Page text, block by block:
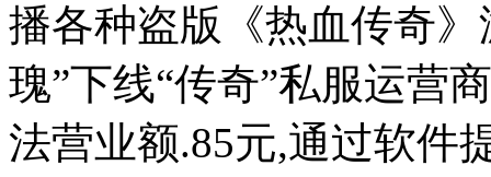
播各种盗版《热血传奇
瑰”下线“传奇”私服运营
法营业额.85元,通过软件